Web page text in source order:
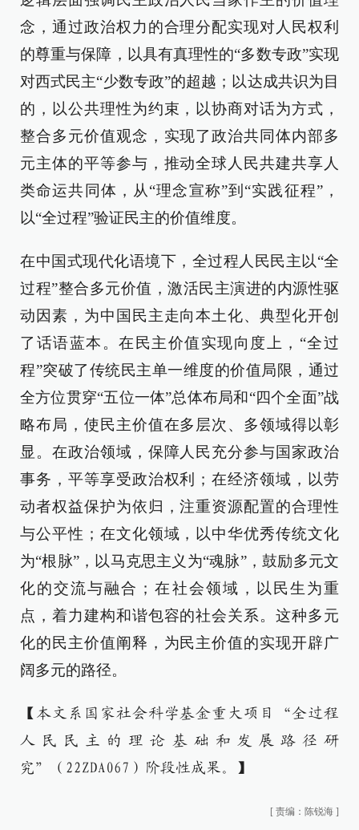
念，通过政治权力的合理分配实现对人民权利
的尊重与保障，以具有真理性的“多数专政”实现
对西式民主“少数专政”的超越；以达成共识为目
的，以公共理性为约束，以协商对话为方式，
整合多元价值观念，实现了政治共同体内部多
元主体的平等参与，推动全球人民共建共享人
类命运共同体，从“理念宣称”到“实践征程”，
以“全过程”验证民主的价值维度。
在中国式现代化语境下，全过程人民民主以“全
过程”整合多元价值，激活民主演进的内源性驱
动因素，为中国民主走向本土化、典型化开创
了话语蓝本。在民主价值实现向度上，“全过
程”突破了传统民主单一维度的价值局限，通过
全方位贯穿“五位一体”总体布局和“四个全面”战
略布局，使民主价值在多层次、多领域得以彰
显。在政治领域，保障人民充分参与国家政治
事务，平等享受政治权利；在经济领域，以劳
动者权益保护为依归，注重资源配置的合理性
与公平性；在文化领域，以中华优秀传统文化
为“根脉”，以马克思主义为“魂脉”，鼓励多元文
化的交流与融合；在社会领域，以民生为重
点，着力建构和谐包容的社会关系。这种多元
化的民主价值阐释，为民主价值的实现开辟广
阔多元的路径。
【本文系国家社会科学基金重大项目“全过程
人民民主的理论基础和发展路径研
究”（22ZDA067）阶段性成果。】
[ 责编：陈锐海 ]